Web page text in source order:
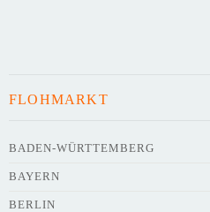
FLOHMARKT
BADEN-WÜRTTEMBERG
BAYERN
BERLIN